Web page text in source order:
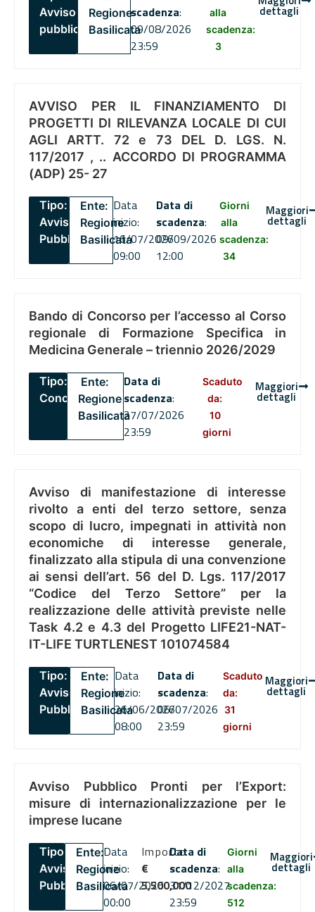
Avviso
pubblico
Regione
Basilicata
scadenza:
09/08/2026
23:59
alla
scadenza:
3
dettagli
AVVISO PER IL FINANZIAMENTO DI
PROGETTI DI RILEVANZA LOCALE DI CUI
AGLI ARTT. 72 e 73 DEL D. LGS. N.
117/2017 , .. ACCORDO DI PROGRAMMA
(ADP) 25- 27
Tipo:
Avviso
Pubblico
Ente:
Regione
Basilicata
Data
inizio:
16/07/2026
09:00
Data di
scadenza:
09/09/2026
12:00
Giorni
alla
scadenza:
34
Maggiori
dettagli
Bando di Concorso per l’accesso al Corso
regionale di Formazione Specifica in
Medicina Generale – triennio 2026/2029
Tipo:
Concorsi
Ente:
Regione
Basilicata
Data di
scadenza:
27/07/2026
23:59
Scaduto
da:
10
giorni
Maggiori
dettagli
Avviso di manifestazione di interesse
rivolto a enti del terzo settore, senza
scopo di lucro, impegnati in attività non
economiche di interesse generale,
finalizzato alla stipula di una convenzione
ai sensi dell’art. 56 del D. Lgs. 117/2017
“Codice del Terzo Settore” per la
realizzazione delle attività previste nelle
Task 4.2 e 4.3 del Progetto LIFE21-NAT-
IT-LIFE TURTLENEST 101074584
Tipo:
Avviso
Pubblico
Ente:
Regione
Basilicata
Data
inizio:
26/06/2026
08:00
Data di
scadenza:
06/07/2026
23:59
Scaduto
da:
31
giorni
Maggiori
dettagli
Avviso Pubblico Pronti per l’Export:
misure di internazionalizzazione per le
imprese lucane
Tipo:
Avviso
Pubblico
Ente:
Regione
Basilicata
Data
inizio:
06/07/2026
00:00
Importo
€
5,500,000
Data di
scadenza:
31/12/2027
23:59
Giorni
alla
scadenza:
512
Maggiori
dettagli